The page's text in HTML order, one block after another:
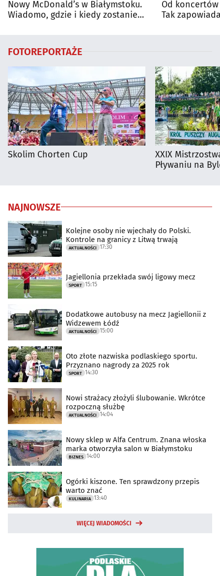
Nowy McDonald’s w Białymstoku.
Wiadomo, gdzie i kiedy zostanie
Od
Tak
FOTOREPORTAŻE
Skolim Chorten Cup
XXIX
Pływaniu na
NAJNOWSZE
Kolejne osoby nie wjechały do Polski.
Kontrole na granicy z Litwą trwają
AKTUALNOŚCI 17:30
Jagiellonia przekłada swój ligowy mecz
SPORT 15:15
Dodatkowe autobusy na mecz Jagiellonii z
Widzewem Łódź
AKTUALNOŚCI 15:00
Oto złote nazwiska podlaskiego sportu.
Przyznano nagrody za 2025 rok
SPORT 14:30
Nowi strażacy złożyli ślubowanie. Wkrótce
rozpoczną służbę
AKTUALNOŚCI 14:04
Nowy sklep w Alfa Centrum. Znana włoska
marka otworzyła salon w Białymstoku
BIZNES 14:00
Ogórki kiszone. Ten sprawdzony przepis
warto znać
KULINARIA 13:40
WIĘCEJ WIADOMOŚCI